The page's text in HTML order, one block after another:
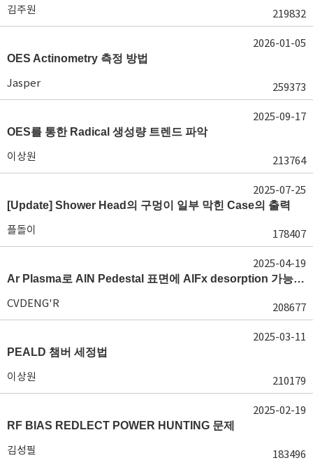
김주원 219832
OES Actinometry 측정 방법
Jasper 259373
2026-01-05
OES를 통한 Radical 생성량 트렌드 파악
이상원 213764
2025-09-17
[Update] Shower Head의 구멍이 일부 막힌 Case의 출력
플돌이 178407
2025-07-25
Ar Plasma로 AlN Pedestal 표면에 AlFx desorption 가능 여부가 궁금합니다.
CVDENG'R 208677
2025-04-19
PEALD 챔버 세정법
이상원 210179
2025-03-11
RF BIAS REDLECT POWER HUNTING 문제
김성필 183496
2025-02-19